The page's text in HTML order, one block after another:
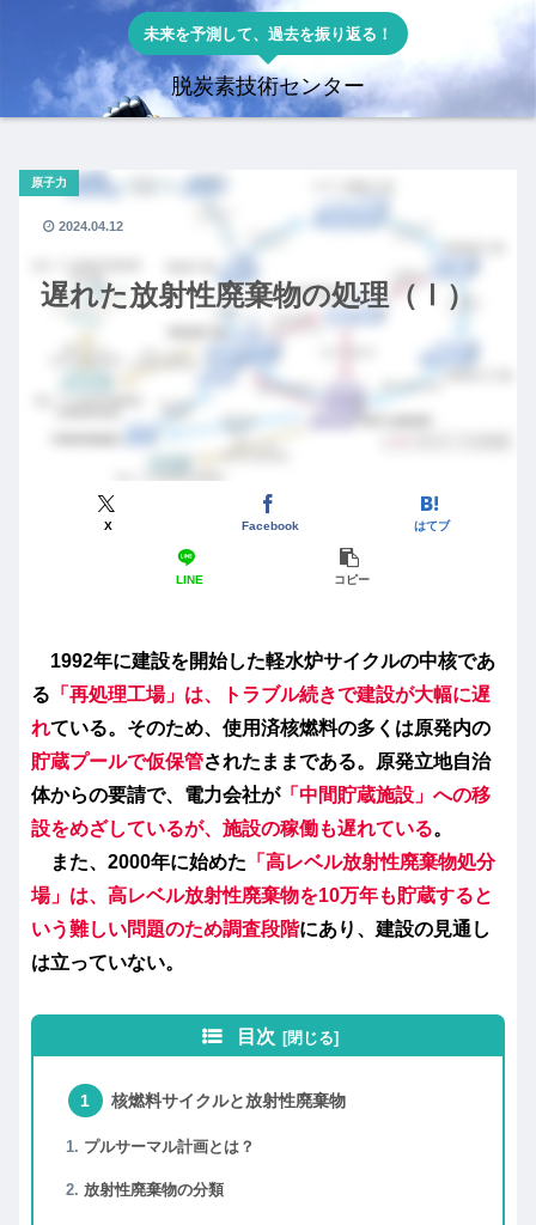
未来を予測して、過去を振り返る！
脱炭素技術センター
遅れた放射性廃棄物の処理（Ⅰ）
原子力
X Facebook はてブ
LINE コピー
2024.04.12
1992年に建設を開始した軽水炉サイクルの中核であ
る 「再処理工場」は、トラブル続きで建設が大幅に遅
れている。そのため、使用済核燃料の多くは原発内の
貯蔵プールで仮保管されたままである。原発立地自治
体からの要請で、電力会社が「中間貯蔵施設」への移
設をめざしているが、施設の稼働も遅れている。
また、2000年に始めた 「高レベル放射性廃棄物処分
場」は、 高レベル放射性廃棄物を10万年も貯蔵すると
いう難しい問題のため調査段階にあり、建設の見通し
は立っていない。
目次
核燃料サイクルと放射性廃棄物
プルサーマル計画とは？
放射性廃棄物の分類